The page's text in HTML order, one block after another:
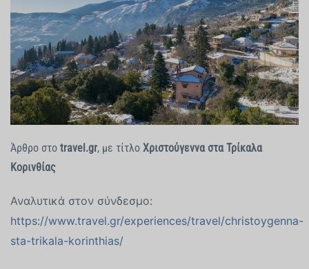
Άρθρο στο travel.gr, με τίτλο Χριστούγεννα στα Τρίκαλα
Κορινθίας
Αναλυτικά στον σύνδεσμο:
https://www.travel.gr/experiences/travel/christoygenna-
sta-trikala-korinthias/